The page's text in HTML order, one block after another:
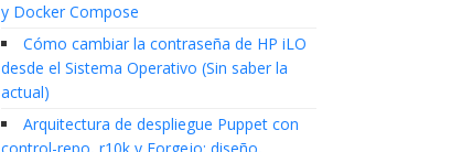
y Docker Compose
Cómo cambiar la contraseña de HP iLO
desde el Sistema Operativo (Sin saber la
actual)
Arquitectura de despliegue Puppet con